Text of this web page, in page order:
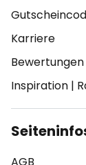
Karriere
Bewertungen
Inspiration |